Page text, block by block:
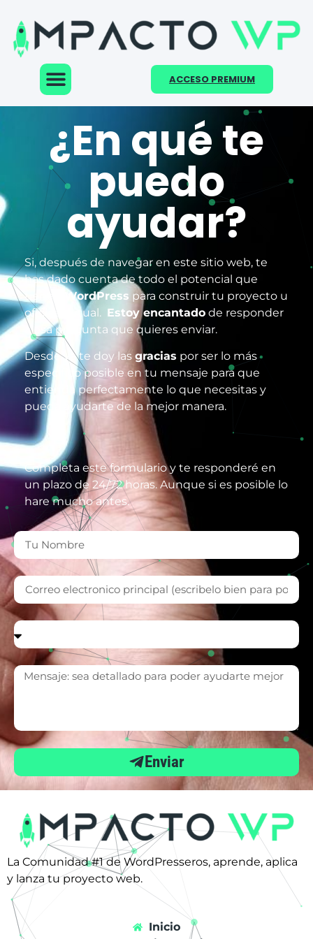
ACCESO PREMIUM
¿En qué te
puedo
ayudar?
Si, después de navegar en este sitio web, te
has dado cuenta de todo el potencial que
tienen
WordPress para construir tu proyecto u
oficina virtual. Estoy encantado de responder
a esa pregunta que quieres enviar.
Desde ya te doy las gracias por ser lo más
especifico posible en tu mensaje para que
entienda perfectamente lo que necesitas y
pueda ayudarte de la mejor manera.
Completa este formulario y te responderé en
un plazo de 24/72 horas. Aunque si es posible lo
hare mucho antes.
Enviar
La Comunidad #1 de WordPresseros, aprende, aplica
y lanza tu proyecto web.
Inicio